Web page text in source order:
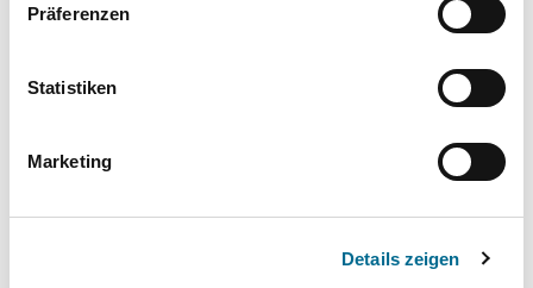
Präferenzen
Statistiken
Marketing
Details zeigen
Modellautos